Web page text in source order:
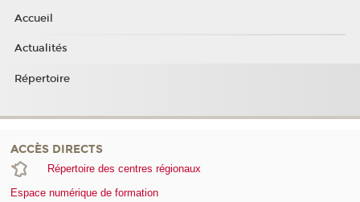
Accueil
Actualités
Répertoire
ACCÈS DIRECTS
Répertoire des centres régionaux
Espace numérique de formation